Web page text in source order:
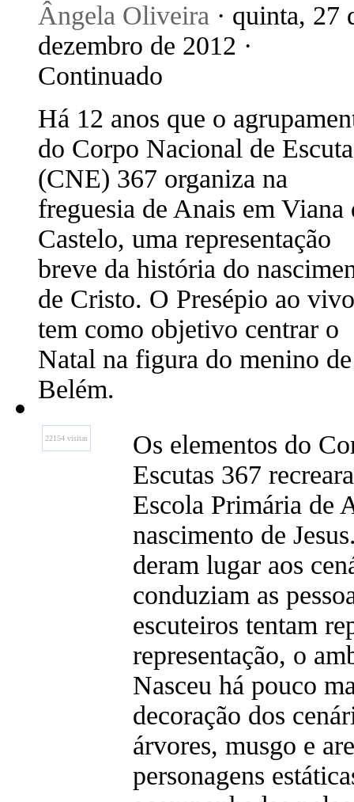
Ângela Oliveira · quinta, 27
dezembro de 2012 ·
Continuado
Há 12 anos que o
do Corpo Nacional de
(CNE) 367 organiza na
freguesia de Anais em Viana
Castelo, uma representação
breve da história do
de Cristo. O Presépio ao vivo
tem como objetivo centrar o
Natal na figura do menino de
Belém.
22154 visitas
Os elementos do
Escutas 367
Escola Primária de
nascimento de
deram lugar aos
conduziam as
escuteiros tentam
representação, o
Nasceu há pouco
decoração dos
árvores, musgo e
personagens